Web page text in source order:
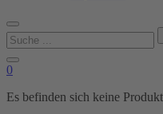
Suchen
nach:
0
Es befinden sich keine